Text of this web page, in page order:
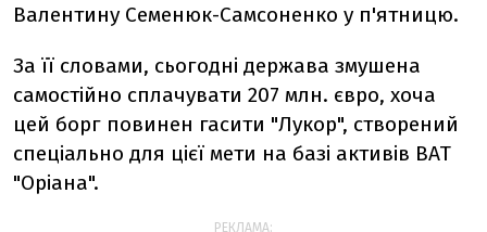
Валентину Семенюк-Самсоненко у п'ятницю.
За її словами, сьогодні держава змушена
самостійно сплачувати 207 млн. євро, хоча
цей борг повинен гасити "Лукор", створений
спеціально для цієї мети на базі активів ВАТ
"Оріана".
РЕКЛАМА: